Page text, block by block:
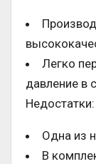
Легко
давление в
Недостатки:
Одна из
В